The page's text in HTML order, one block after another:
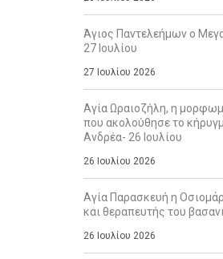
Άγιος Παντελεήμων ο
27 Ιουλίου
27 Ιουλίου 2026
Αγία Ωραιοζήλη, η
που ακολούθησε το
Ανδρέα- 26 Ιουλίου
26 Ιουλίου 2026
Αγία Παρασκευή η
και θεραπευτής του
26 Ιουλίου 2026